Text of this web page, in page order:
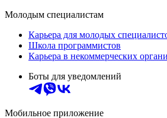
Молодым специалистам
Карьера для молодых
Школа программистов
Карьера в некоммерческих
Боты для уведомлений
Мобильное приложение